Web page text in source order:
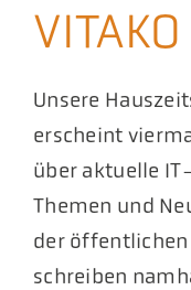
Unsere
erscheint
über aktuelle
Themen und
der
schreiben